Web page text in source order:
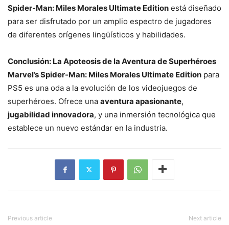
Spider-Man: Miles Morales Ultimate Edition está diseñado
para ser disfrutado por un amplio espectro de jugadores
de diferentes orígenes lingüísticos y habilidades.
Conclusión: La Apoteosis de la Aventura de Superhéroes
Marvel’s Spider-Man: Miles Morales Ultimate Edition para
PS5 es una oda a la evolución de los videojuegos de
superhéroes. Ofrece una aventura apasionante,
jugabilidad innovadora, y una inmersión tecnológica que
establece un nuevo estándar en la industria.
Previous article Next article